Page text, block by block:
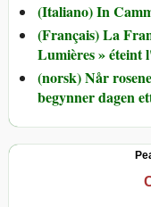
(Italiano) In
(Français) La
Lumières »
(norsk) Når
begynner dagen